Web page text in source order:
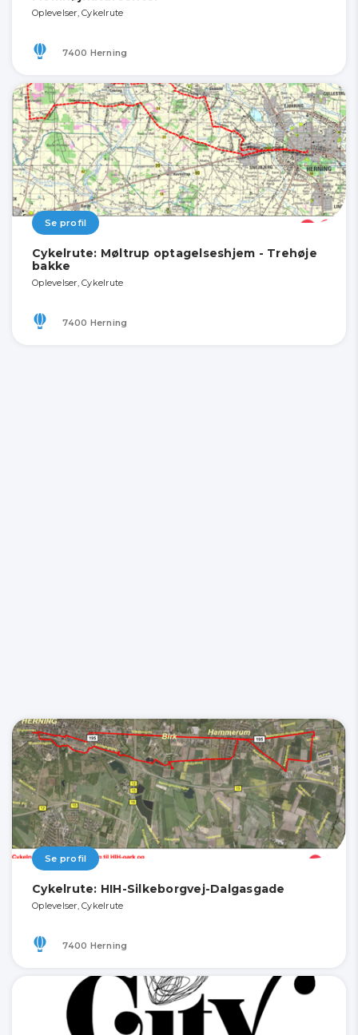
Oplevelser, Cykelrute
7400 Herning
Se profil
Cykelrute: Møltrup optagelseshjem - Trehøje
bakke
Oplevelser, Cykelrute
7400 Herning
Se profil
Cykelrute: HIH-Silkeborgvej-Dalgasgade
Oplevelser, Cykelrute
7400 Herning